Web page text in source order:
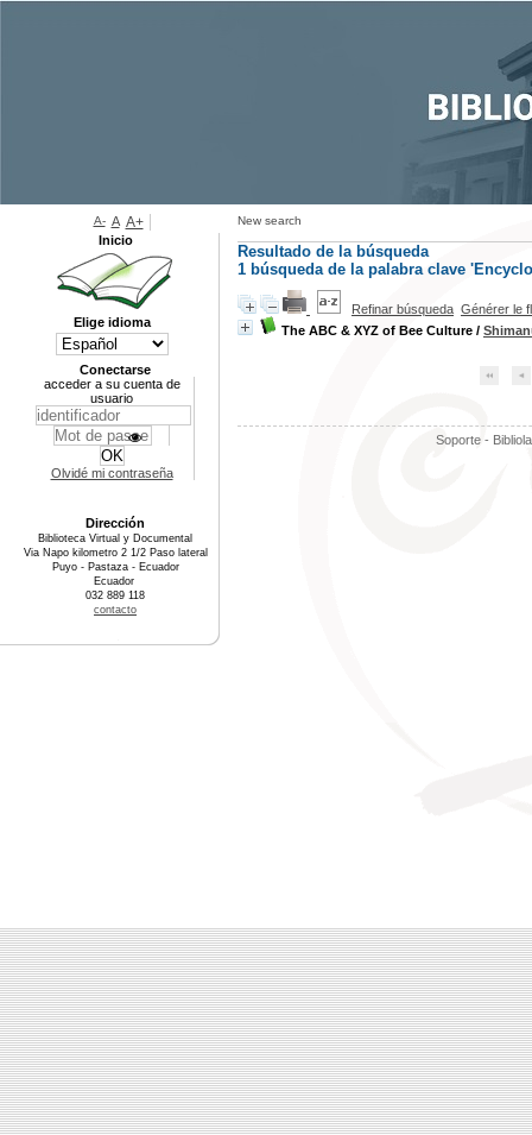
New search
Resultado de la búsqueda
1 búsqueda de la palabra clave
Refinar búsqueda Générer le
The ABC & XYZ of Bee Culture /
Soporte -
A- A A+
Inicio
Elige idioma
Conectarse
acceder a su cuenta de
usuario
Olvidé mi contraseña
Dirección
Biblioteca Virtual y Documental
Via Napo kilometro 2 1/2 Paso lateral
Puyo - Pastaza - Ecuador
Ecuador
032 889 118
contacto